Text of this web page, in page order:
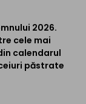
2026.
cele mai
calendarul
păstrate